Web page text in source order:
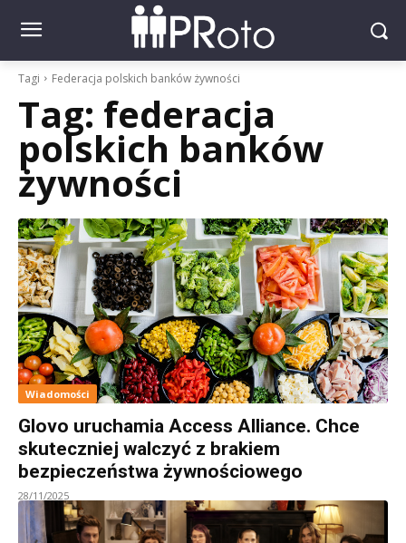
Tagi Federacja polskich banków żywności
Tag: federacja
polskich banków
żywności
Wiadomości
Glovo uruchamia Access Alliance. Chce
skuteczniej walczyć z brakiem
bezpieczeństwa żywnościowego
28/11/2025